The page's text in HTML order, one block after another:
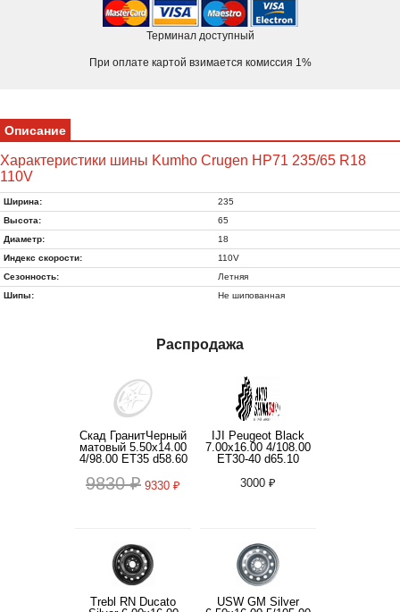
Терминал доступный
При оплате картой взимается комиссия 1%
Описание
Характеристики шины Kumho Crugen HP71 235/65 R18
110V
Ширина:
235
Высота:
65
Диаметр:
18
Индекс скорости:
110V
Сезонность:
Летняя
Шипы:
Не шипованная
Распродажа
Скад ГранитЧерный
матовый 5.50x14.00
4/98.00 ET35 d58.60
9830 ₽ 9330 ₽
IJI Peugeot Black
7.00x16.00 4/108.00
ET30-40 d65.10
3000 ₽
Trebl RN Ducato
USW GM Silver